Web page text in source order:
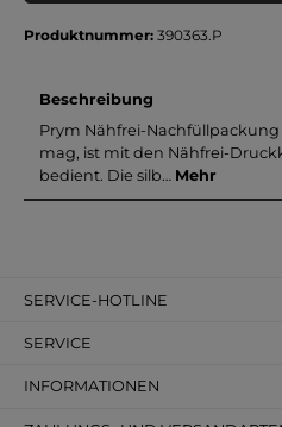
Produktnummer: 390363.P
Beschreibung
Prym Nähfrei-Nachfüllpackung
mag, ist mit den Nähfrei-
bedient. Die silb… Mehr
SERVICE-HOTLINE
SERVICE
INFORMATIONEN